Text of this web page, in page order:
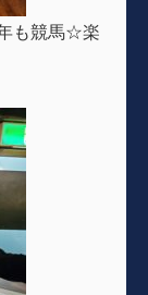
も競馬☆楽